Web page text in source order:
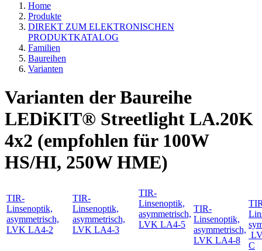
Home
Produkte
DIREKT ZUM ELEKTRONISCHEN
PRODUKTKATALOG
Familien
Baureihen
Varianten
Varianten der Baureihe
LEDiKIT® Streetlight LA.20K
4x2 (empfohlen für 100W
HS/HI, 250W HME)
TIR-
Linsenoptik,
asymmetrisch,
LVK LA4-2
TIR-
Linsenoptik,
asymmetrisch,
LVK LA4-3
TIR-
Linsenoptik,
asymmetrisch,
LVK LA4-5
TIR-
Linsenoptik,
asymmetrisch,
LVK LA4-8
C